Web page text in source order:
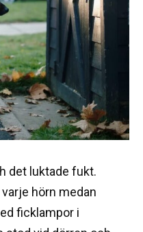
det luktade fukt.
hörn medan
ficklampor i